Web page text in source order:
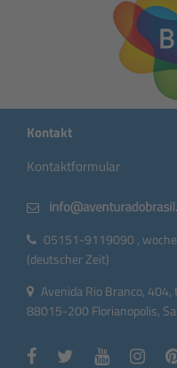
Kontakt
Kontaktformular
05151-9119090 ,
(deutscher Zeit)
Avenida Rio Branco,
88015-200 Florianopolis,